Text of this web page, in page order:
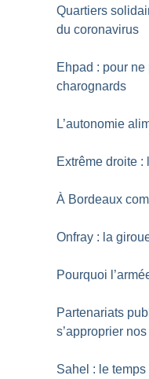
Quartiers
du coronavirus
Ehpad : pour
charognards
L’autonomie
Extrême droite
À Bordeaux
Onfray : la
Pourquoi
Partenariats
s’approprier
Sahel : le